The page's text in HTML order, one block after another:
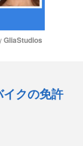
e
GliaStudios
クの免許